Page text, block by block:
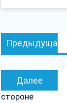
Навигация
по
Предыдущая
Далее
стороне